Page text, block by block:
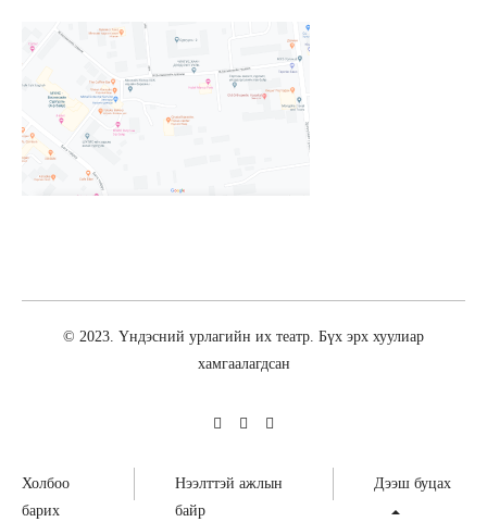
© 2023. Үндэсний урлагийн их театр. Бүх эрх хуулиар
хамгаалагдсан
Холбоо
барих
Нээлттэй ажлын
байр
Дээш буцах